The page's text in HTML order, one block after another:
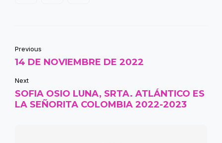
Previous
14 DE NOVIEMBRE DE 2022
Next
SOFIA OSIO LUNA, SRTA. ATLÁNTICO ES
LA SEÑORITA COLOMBIA 2022-2023